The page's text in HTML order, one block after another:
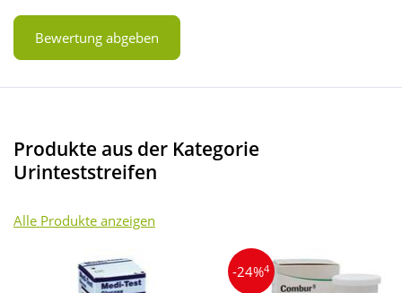
Bewertung abgeben
Produkte aus der Kategorie
Urinteststreifen
Alle Produkte anzeigen
-24%4